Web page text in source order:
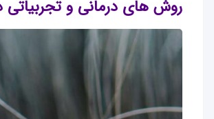
روش های درمانی و